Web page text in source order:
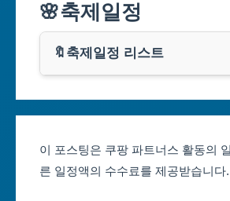
인천광역시
광주광역시
대전광역시
쿠팡
클룩
🌸축제일정
🔖축제일정 리스트
대구축제 일정
이 포스팅은 쿠팡 파트너스 활동의
른 일정액의 수수료를 제공받습니다.